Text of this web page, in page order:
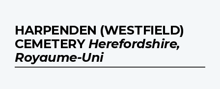
HARPENDEN (WESTFIELD)
CEMETERY Herefordshire,
Royaume-Uni